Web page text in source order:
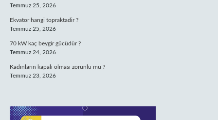
Temmuz 25, 2026
Ekvator hangi topraktadir ?
Temmuz 25, 2026
70 kW kaç beygir gücüdür ?
Temmuz 24, 2026
Kadınların kapalı olması zorunlu mu ?
Temmuz 23, 2026